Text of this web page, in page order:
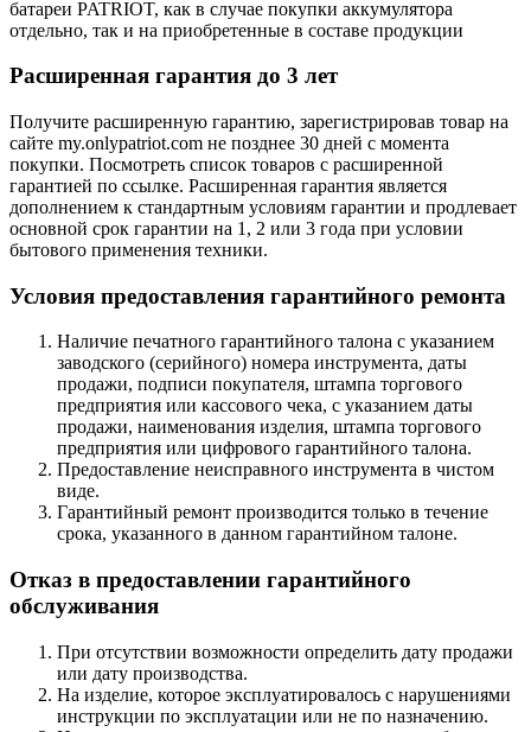
батареи PATRIOT, как в случае покупки аккумулятора
отдельно, так и на приобретенные в составе продукции
Расширенная гарантия до 3 лет
Получите расширенную гарантию, зарегистрировав товар на
сайте my.onlypatriot.com не позднее 30 дней с момента
покупки. Посмотреть список товаров с расширенной
гарантией по ссылке. Расширенная гарантия является
дополнением к стандартным условиям гарантии и продлевает
основной срок гарантии на 1, 2 или 3 года при условии
бытового применения техники.
Условия предоставления гарантийного ремонта
Наличие печатного гарантийного талона с указанием
заводского (серийного) номера инструмента, даты
продажи, подписи покупателя, штампа торгового
предприятия или кассового чека, с указанием даты
продажи, наименования изделия, штампа торгового
предприятия или цифрового гарантийного талона.
Предоставление неисправного инструмента в чистом
виде.
Гарантийный ремонт производится только в течение
срока, указанного в данном гарантийном талоне.
Отказ в предоставлении гарантийного
обслуживания
При отсутствии возможности определить дату продажи
или дату производства.
На изделие, которое эксплуатировалось с нарушениями
инструкции по эксплуатации или не по назначению.